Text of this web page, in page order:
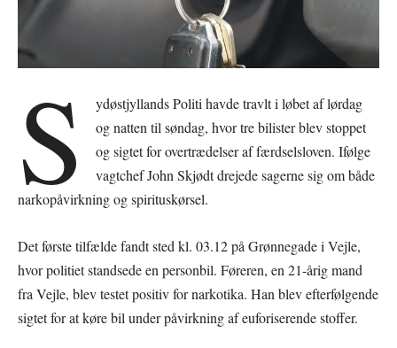
S
ydøstjyllands Politi havde travlt i løbet af lørdag
og natten til søndag, hvor tre bilister blev stoppet
og sigtet for overtrædelser af færdselsloven. Ifølge
vagtchef John Skjødt drejede sagerne sig om både
narkopåvirkning og spirituskørsel.
Det første tilfælde fandt sted kl. 03.12 på Grønnegade i Vejle,
hvor politiet standsede en personbil. Føreren, en 21-årig mand
fra Vejle, blev testet positiv for narkotika. Han blev efterfølgende
sigtet for at køre bil under påvirkning af euforiserende stoffer.